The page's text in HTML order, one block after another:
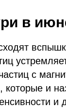
в
с
которые и
и